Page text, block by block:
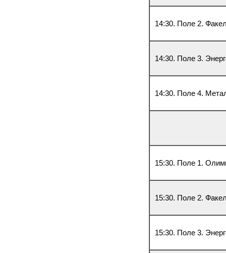
14:30. Поле 2.
14:30. Поле 3.
14:30. Поле 4.
15:30. Поле 1.
15:30. Поле 2.
15:30. Поле 3.